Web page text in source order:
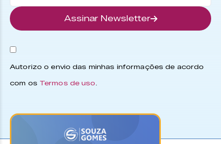
Assinar Newsletter
Autorizo o envio das minhas informações de acordo
com os Termos de uso.